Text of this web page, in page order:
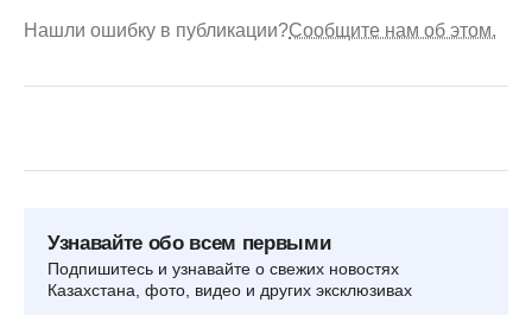
Нашли ошибку в публикации?Сообщите нам об этом.
Узнавайте обо всем первыми
Подпишитесь и узнавайте о свежих новостях
Казахстана, фото, видео и других эксклюзивах